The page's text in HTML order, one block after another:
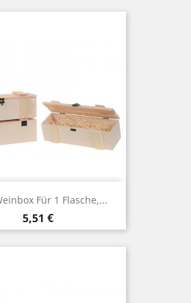
Für 1 Flasche,...
Price
5,51 €